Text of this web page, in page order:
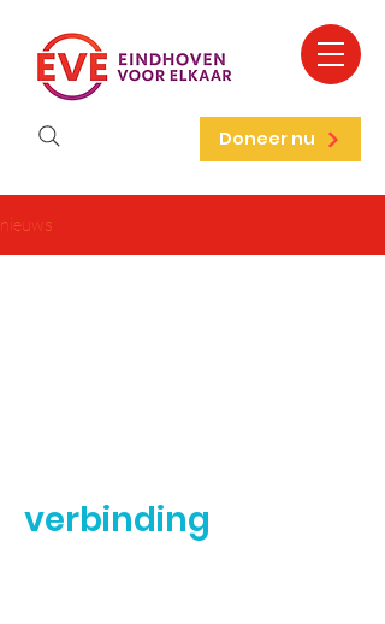
Doneer nu
nieuws
verbinding